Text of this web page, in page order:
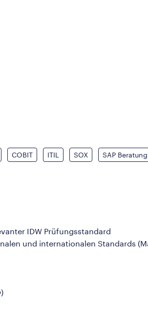
COBIT ITIL SOX SAP Beratung
IDW Prüfungsstandard
und internationalen Standards